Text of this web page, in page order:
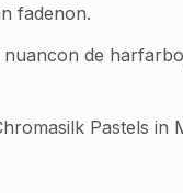
fadenon.
de
Pastels in